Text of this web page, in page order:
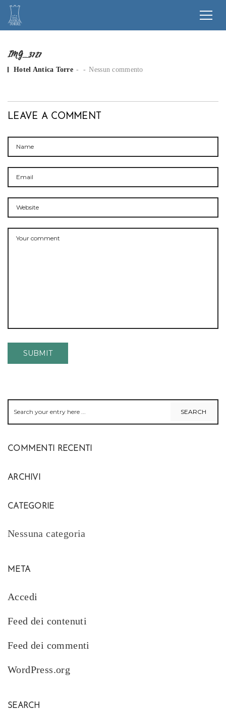
IMG_3727
Posted by
Hotel Antica Torre Nessun commento
LEAVE A COMMENT
COMMENTI RECENTI
ARCHIVI
CATEGORIE
Nessuna categoria
META
Accedi
Feed dei contenuti
Feed dei commenti
WordPress.org
SEARCH